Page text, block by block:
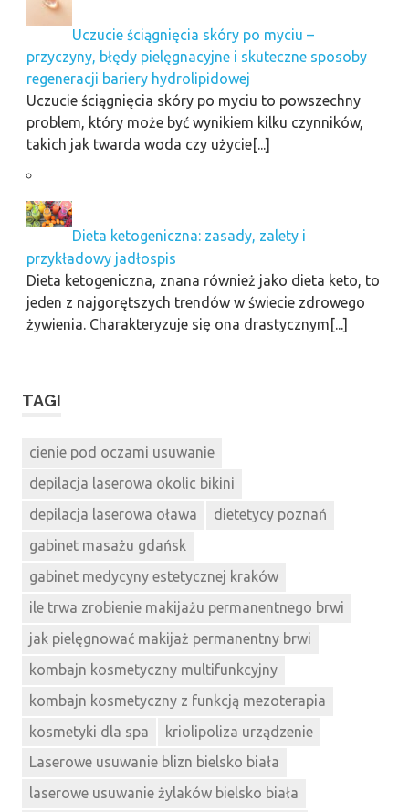
Uczucie ściągnięcia skóry po myciu –
przyczyny, błędy pielęgnacyjne i skuteczne sposoby
regeneracji bariery hydrolipidowej
Uczucie ściągnięcia skóry po myciu to powszechny
problem, który może być wynikiem kilku czynników,
takich jak twarda woda czy użycie[...]
Dieta ketogeniczna: zasady, zalety i
przykładowy jadłospis
Dieta ketogeniczna, znana również jako dieta keto, to
jeden z najgorętszych trendów w świecie zdrowego
żywienia. Charakteryzuje się ona drastycznym[...]
TAGI
cienie pod oczami usuwanie
depilacja laserowa okolic bikini
depilacja laserowa oława
dietetycy poznań
gabinet masażu gdańsk
gabinet medycyny estetycznej kraków
ile trwa zrobienie makijażu permanentnego brwi
jak pielęgnować makijaż permanentny brwi
kombajn kosmetyczny multifunkcyjny
kombajn kosmetyczny z funkcją mezoterapia
kosmetyki dla spa
kriolipoliza urządzenie
Laserowe usuwanie blizn bielsko biała
laserowe usuwanie żylaków bielsko biała